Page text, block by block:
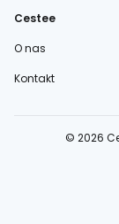
Cestee
O nas
Kontakt
© 2026